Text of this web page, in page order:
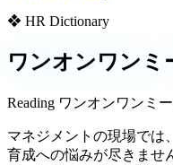
❖ HR Dictionary
ワンオンワンミ
Reading ワンオンワンミ
マネジメントの現場では
育成への悩みが尽きませ